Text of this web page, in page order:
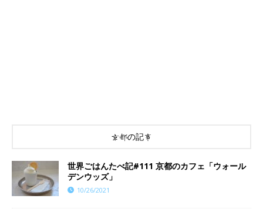
京都の記事
世界ごはんたべ記#111 京都のカフェ「ウォール
デンウッズ」
10/26/2021